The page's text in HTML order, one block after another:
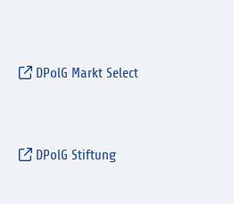
DPolG Markt Select
DPolG Stiftung